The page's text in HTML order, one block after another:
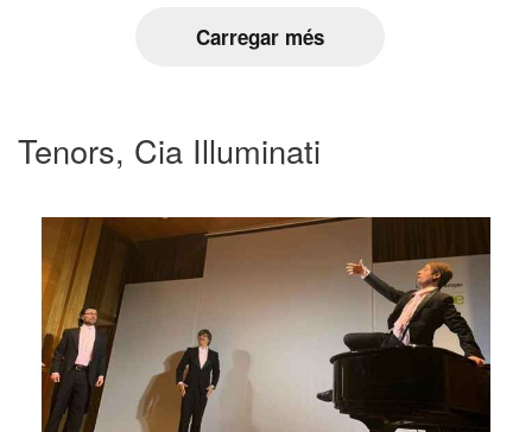
Carregar més
Tenors, Cia Illuminati